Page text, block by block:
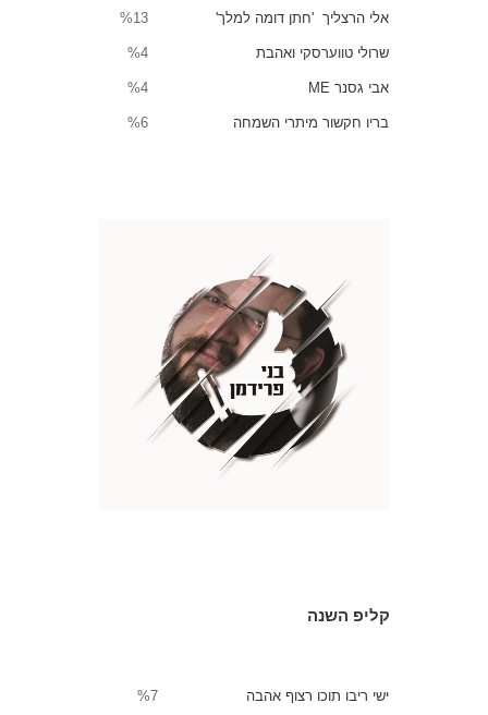
אלי הרצליך 'חתן דומה למלך' %13
שרולי טווערסקי ואהבת %4
אבי גסנר ME %4
בריו חקשור מיתרי השמחה %6
קליפ השנה
ישי ריבו תוכו רצוף אהבה %7